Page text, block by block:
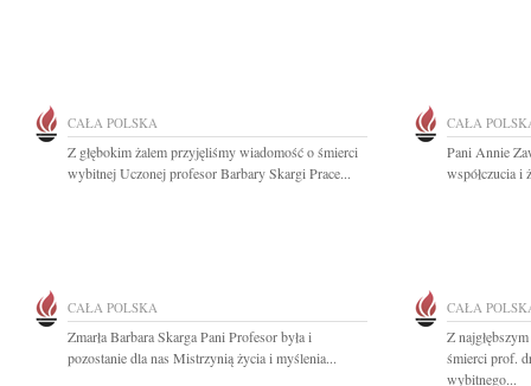
CAŁA POLSKA
Z głębokim żalem przyjęliśmy wiadomość o śmierci
wybitnej Uczonej profesor Barbary Skargi Prace...
CAŁA
Pani Annie
współczucia i
CAŁA POLSKA
Zmarła Barbara Skarga Pani Profesor była i
pozostanie dla nas Mistrzynią życia i myślenia...
CAŁA
Z
śmierci prof.
wybitnego...